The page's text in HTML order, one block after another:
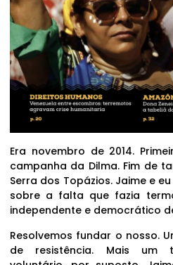
Era novembro de 2014.
campanha da Dilma. Fim de
Serra dos Topázios. Jaime e
sobre a falta que fazia
independente e democrático
Resolvemos fundar o nosso.
de resistência. Mais um